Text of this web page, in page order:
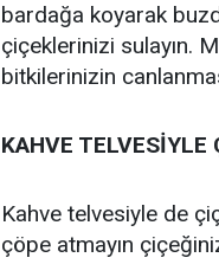
bardağa koyarak
çiçeklerinizi sulayın.
bitkilerinizin
KAHVE TELVESİYLE
Kahve telvesiyle de
çöpe atmayın